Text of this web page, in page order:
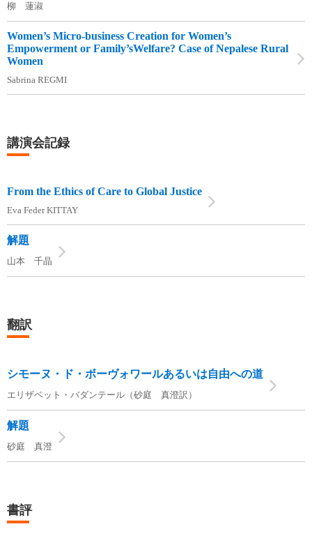
柳 蓮淑
Women’s Micro-business Creation for Women’s
Empowerment or Family’sWelfare? Case of Nepalese Rural
Women
Sabrina REGMI
講演会記録
From the Ethics of Care to Global Justice
Eva Feder KITTAY
解題
山本 千晶
翻訳
シモーヌ・ド・ボーヴォワールあるいは自由への道
エリザベット・バダンテール（砂庭 真澄訳）
解題
砂庭 真澄
書評